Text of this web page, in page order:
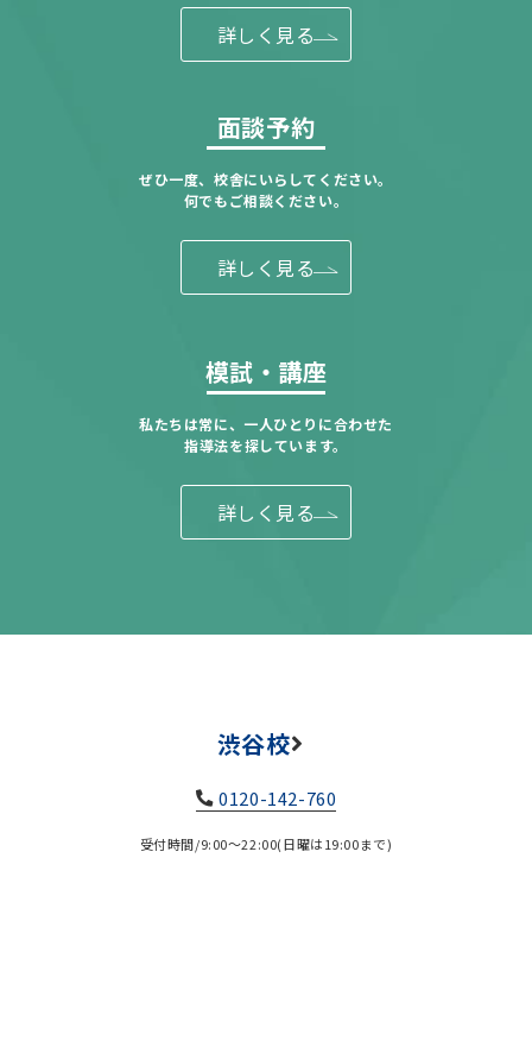
詳しく見る
面談予約
ぜひ一度、校舎にいらしてください。
何でもご相談ください。
詳しく見る
模試・講座
私たちは常に、一人ひとりに合わせた
指導法を探しています。
詳しく見る
渋谷校
0120-142-760
受付時間/9:00～22:00(日曜は19:00まで)